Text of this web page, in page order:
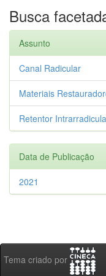
Busca
Assunto
Canal Radicular
Materiais
Retentor
Data de Publicação
2021
Tema criado por